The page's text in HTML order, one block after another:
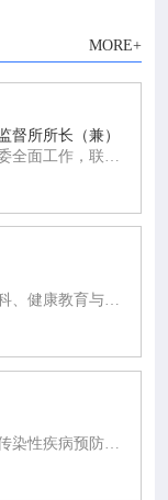
MORE+
督所所长（兼）
分管综合办公室、检验科、传染性疾病预防控制科。